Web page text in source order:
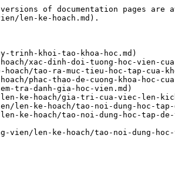
of documentation pages are
len-ke-hoach.md).
trinh-khoi-tao-khoa-hoc.md)
xac-dinh-doi-tuong-hoc-vien-cua-
tao-ra-muc-tieu-hoc-tap-cua-
phac-thao-de-cuong-khoa-hoc-
tra-danh-gia-hoc-vien.md)
ke-hoach/gia-tri-cua-viec-len-kich-
ke-hoach/tao-noi-dung-hoc-tap-
ke-hoach/tao-noi-dung-hoc-tap-
len-ke-hoach/tao-noi-dung-